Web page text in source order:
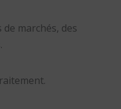
de marchés, des